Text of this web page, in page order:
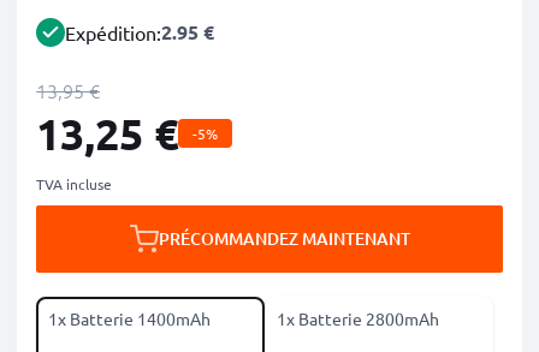
Expédition:2.95 €
13,95 €
13,25 € -5%
TVA incluse
PRÉCOMMANDEZ MAINTENANT
1x Batterie 1400mAh 1x Batterie 2800mAh